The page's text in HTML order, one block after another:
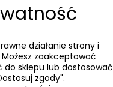
działanie strony i
zaakceptować
do sklepu lub dostosować
zgody".